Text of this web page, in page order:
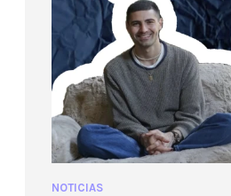
NOTICIAS